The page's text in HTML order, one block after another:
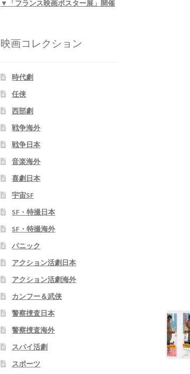
▼「フランス映画ポスター展」開催
映画コレクション
時代劇
任侠
西部劇
戦争海外
戦争日本
音楽海外
喜劇日本
宇宙SF
SF・特撮日本
SF・特撮海外
パニック
アクション活劇日本
アクション活劇海外
カンフー＆武侠
警察捜査日本
警察捜査海外
スパイ活劇
スポーツ